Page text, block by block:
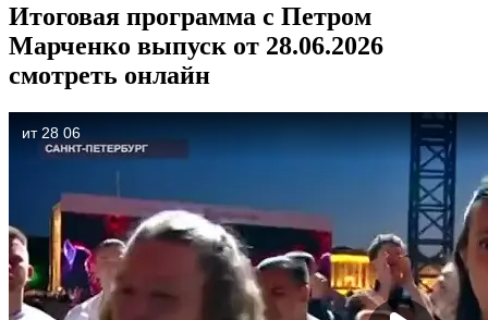
Итоговая программа с Петром
Марченко выпуск от 28.06.2026
смотреть онлайн